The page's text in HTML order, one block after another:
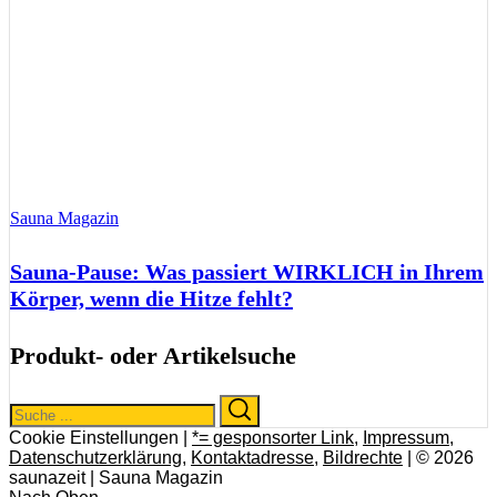
Sauna Magazin
Sauna-Pause: Was passiert WIRKLICH in Ihrem
Körper, wenn die Hitze fehlt?
Produkt- oder Artikelsuche
Search
for:
Cookie Einstellungen | *= gesponsorter Link, Impressum,
Datenschutzerklärung, Kontaktadresse, Bildrechte | © 2026
saunazeit | Sauna Magazin